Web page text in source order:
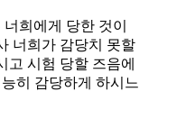
희에게 당한 것이
너희가 감당치 못할
고 시험 당할 즈음에
히 감당하게 하시느